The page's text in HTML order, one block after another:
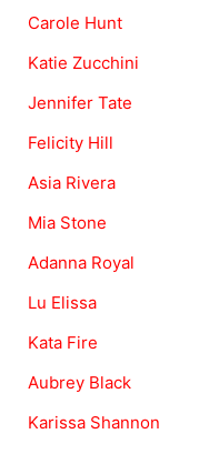
Carole Hunt
Katie Zucchini
Jennifer Tate
Felicity Hill
Asia Rivera
Mia Stone
Adanna Royal
Lu Elissa
Kata Fire
Aubrey Black
Karissa Shannon